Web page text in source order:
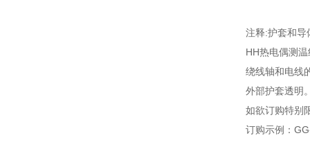
注释:护套和导
HH热电偶测
绕线轴和电线
外部护套透明
如欲订购特别
订购示例：